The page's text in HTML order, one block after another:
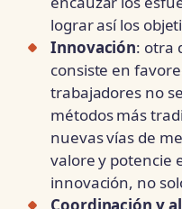
lograr así los
Innovación: otra
consiste en
trabajadores no
métodos más
nuevas vías de
valore y potencie
innovación, no